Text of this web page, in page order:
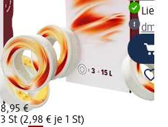
8,95 €
3 St (2,98 € je 1 St)
dm